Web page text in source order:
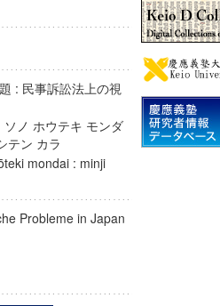
: 民事訴訟法上の視
ノ ホウテキ モンダ
テン カラ
mondai : minji
Probleme in Japan